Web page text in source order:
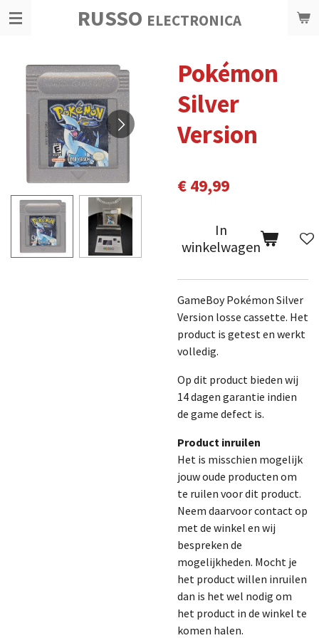
Ga
hoofdinhoud
RUSSO ELECTRONICA
Pokémon
Silver
Version
€ 49,99
In
winkelwagen
GameBoy Pokémon Silver
Version losse cassette. Het
product is getest en werkt
volledig.
Op dit product bieden wij
14 dagen garantie indien
de game defect is.
Product inruilen
Het is misschien mogelijk
jouw oude producten om
te ruilen voor dit product.
Neem daarvoor contact op
met de winkel en wij
bespreken de
mogelijkheden. Mocht je
het product willen inruilen
dan is het wel nodig om
het product in de winkel te
komen halen.